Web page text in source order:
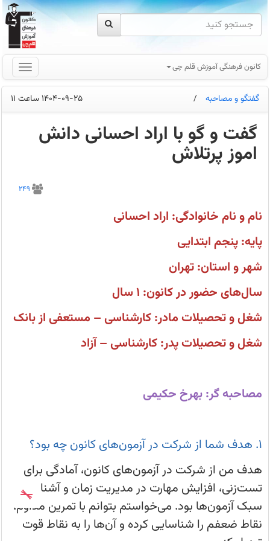
کانون فرهنگی آموزش قلم چی
گفتگو و مصاحبه / 1404-09-25 ساعت 11
گفت و گو با اراد احسانی دانش
اموز پرتلاش
در
آزمون‌های
کانون،
آمادگی
برای
افزایش
مهارت
مدیریت
زمان
و
آشنایی
سبک
آزمون‌ها
249
نام و نام خانوادگی: اراد احسانی
پایه: پنجم ابتدایی
شهر و استان: تهران
سال‌های حضور در کانون: ۱ سال
شغل و تحصیلات مادر: کارشناسی – مستعفی از بانک
شغل و تحصیلات پدر: کارشناسی – آزاد
مصاحبه گر: بهرخ حکیمی
۱. هدف شما از شرکت در آزمون‌های کانون چه بود؟
هدف من از شرکت در آزمون‌های کانون، آمادگی برای
تست‌زنی، افزایش مهارت در مدیریت زمان و آشنایی با
سبک آزمون‌ها بود. می‌خواستم بتوانم با تمرین مداوم،
نقاط ضعفم را شناسایی کرده و آن‌ها را به نقاط قوت